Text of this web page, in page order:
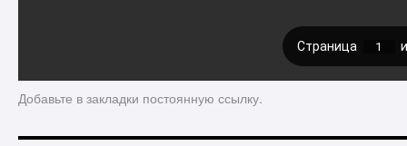
Добавьте в закладки постоянную ссылку.